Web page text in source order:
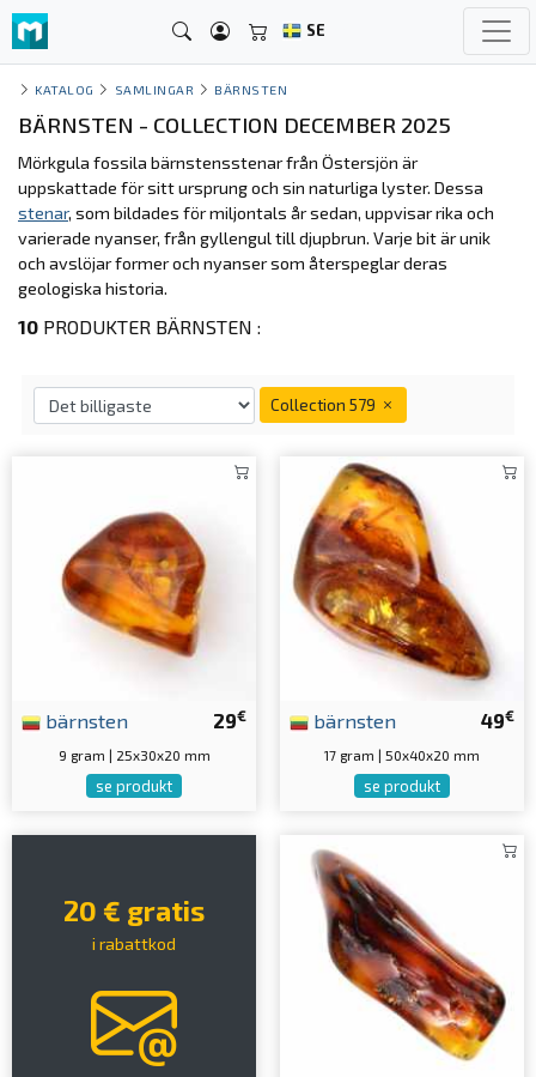
SE
KATALOG SAMLINGAR BÄRNSTEN
BÄRNSTEN - COLLECTION DECEMBER 2025
Mörkgula fossila bärnstensstenar från Östersjön är
uppskattade för sitt ursprung och sin naturliga lyster. Dessa
stenar, som bildades för miljontals år sedan, uppvisar rika och
varierade nyanser, från gyllengul till djupbrun. Varje bit är unik
och avslöjar former och nyanser som återspeglar deras
geologiska historia.
10 PRODUKTER BÄRNSTEN :
Collection 579
29€
bärnsten
9 gram | 25x30x20 mm
se produkt
49€
bärnsten
17 gram | 50x40x20 mm
se produkt
20 € gratis
i rabattkod